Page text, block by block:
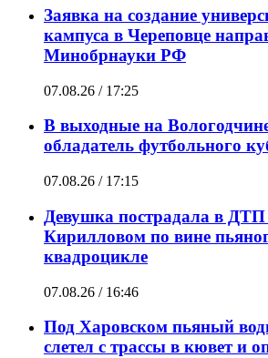
Заявка на создание
кампуса в Череповце
Минобрнауки РФ
07.08.26 / 17:25
В выходные на Вологодчине
обладатель футбольного
07.08.26 / 17:15
Девушка пострадала в ДТП
Кирилловом по вине
квадроцикле
07.08.26 / 16:46
Под Харовском пьяный
слетел с трассы в кювет и